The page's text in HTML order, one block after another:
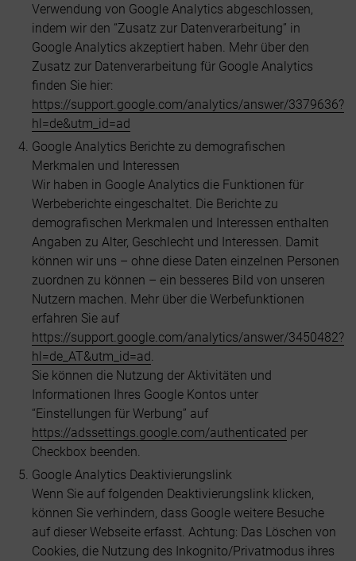
Verwendung von Google Analytics abgeschlossen,
indem wir den “Zusatz zur Datenverarbeitung” in
Google Analytics akzeptiert haben. Mehr über den
Zusatz zur Datenverarbeitung für Google Analytics
finden Sie hier:
https://support.google.com/analytics/answer/3379636?
hl=de&utm_id=ad
Google Analytics Berichte zu demografischen
Merkmalen und Interessen
Wir haben in Google Analytics die Funktionen für
Werbeberichte eingeschaltet. Die Berichte zu
demografischen Merkmalen und Interessen enthalten
Angaben zu Alter, Geschlecht und Interessen. Damit
können wir uns – ohne diese Daten einzelnen Personen
zuordnen zu können – ein besseres Bild von unseren
Nutzern machen. Mehr über die Werbefunktionen
erfahren Sie auf
https://support.google.com/analytics/answer/3450482?
hl=de_AT&utm_id=ad
Sie können die Nutzung der Aktivitäten und
Informationen Ihres Google Kontos unter
“Einstellungen für Werbung” auf
https://adssettings.google.com/authenticated per
Checkbox beenden.
Google Analytics Deaktivierungslink
Wenn Sie auf folgenden Deaktivierungslink klicken,
können Sie verhindern, dass Google weitere Besuche
auf dieser Webseite erfasst. Achtung: Das Löschen von
Cookies, die Nutzung des Inkognito/Privatmodus ihres